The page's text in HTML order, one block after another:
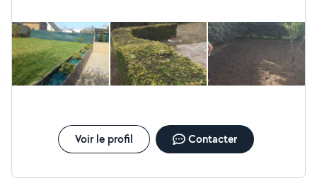
Voir le profil Contacter